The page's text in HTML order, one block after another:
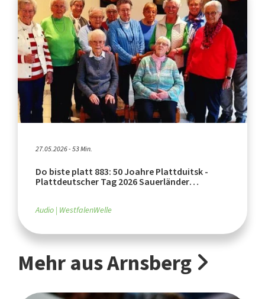
27.05.2026 - 53 Min.
Do biste platt 883: 50 Joahre Plattduitsk -
Plattdeutscher Tag 2026 Sauerländer
Audio WestfalenWelle
Mehr aus Arnsberg